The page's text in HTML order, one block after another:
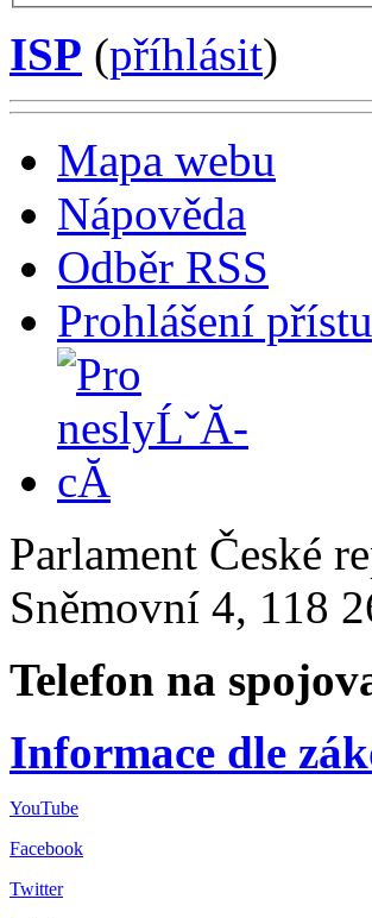
ISP (příhlásit)
Mapa webu
Nápověda
Odběr RSS
Prohlášení
Parlament České
Sněmovní 4, 118
Telefon na
Informace dle
YouTube
Facebook
Twitter